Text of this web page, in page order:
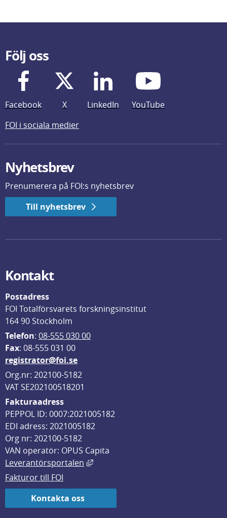
Följ oss
Facebook X LinkedIn
YouTube
FOI i sociala medier
Nyhetsbrev
Prenumerera på FOI:s nyhetsbrev
Till nyhetsbrev
Kontakt
Postadress
FOI Totalförsvarets forskningsinstitut
164 90 Stockholm
Telefon: 08-555 030 00
Fax: 08-555 031 00
registrator@foi.se
Org.nr: 202100-5182
VAT SE202100518201
Fakturaadress
PEPPOL ID: 0007:2021005182
EDI adress: 2021005182
Org nr: 202100-5182
VAN operatör: OPUS Capita
Leverantörsportalen
Länk till annan webbplats, öppnas
Fakturor till FOI
Kontakta oss